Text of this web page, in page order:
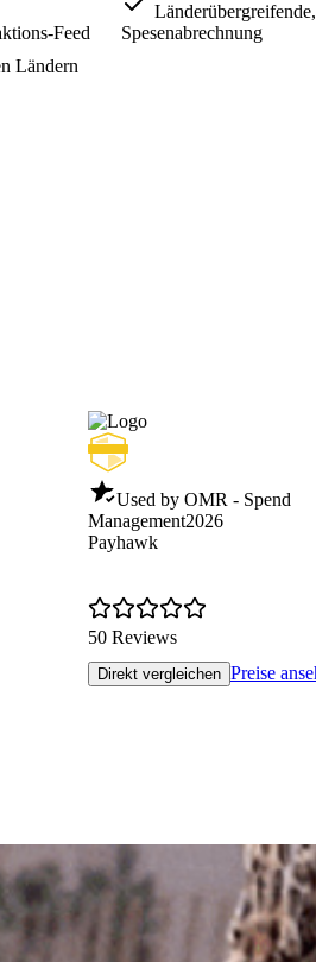
Feed
Ländern
Spesenabrechnung
Used by OMR - Spend
Management2026
Payhawk
50 Reviews
Direkt vergleichen Preise